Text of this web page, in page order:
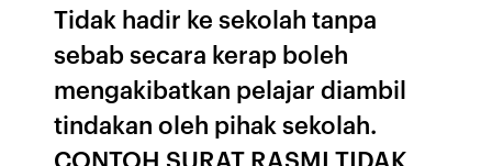
Tidak hadir ke sekolah tanpa
sebab secara kerap boleh
mengakibatkan pelajar diambil
tindakan oleh pihak sekolah.
CONTOH SURAT RASMI TIDAK